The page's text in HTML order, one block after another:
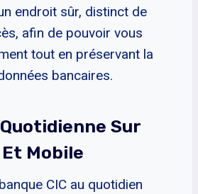
endroit sûr, distinct de
afin de pouvoir vous
tout en préservant la
bancaires.
Sur
Mobile
CIC au quotidien